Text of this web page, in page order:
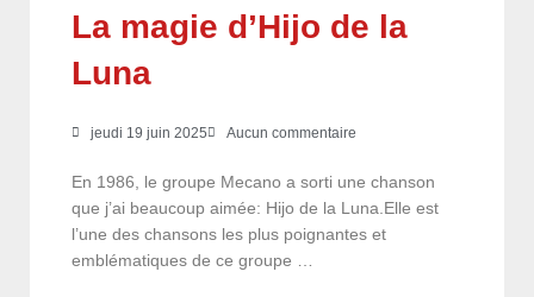
La magie d’Hijo de la
Luna
jeudi 19 juin 2025 Aucun commentaire
En 1986, le groupe Mecano a sorti une chanson
que j’ai beaucoup aimée: Hijo de la Luna.Elle est
l’une des chansons les plus poignantes et
emblématiques de ce groupe …